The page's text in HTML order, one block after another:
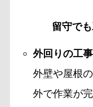
留守で
外回りの工
外壁や屋根
外で作業が